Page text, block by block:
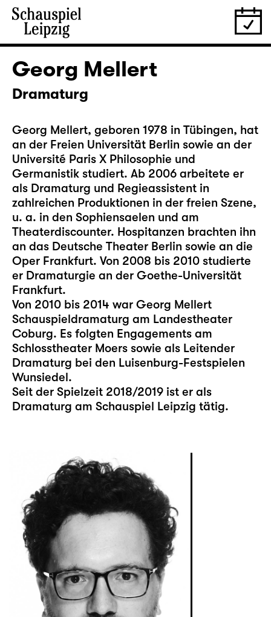
Georg Mellert
Dramaturg
Georg Mellert, geboren 1978 in Tübingen, hat
an der Freien Universität Berlin sowie an der
Université Paris X Philosophie und
Germanistik studiert. Ab 2006 arbeitete er
als Dramaturg und Regieassistent in
zahlreichen Produktionen in der freien Szene,
u. a. in den Sophiensaelen und am
Theaterdiscounter. Hospitanzen brachten ihn
an das Deutsche Theater Berlin sowie an die
Oper Frankfurt. Von 2008 bis 2010 studierte
er Dramaturgie an der Goethe-Universität
Frankfurt.
Von 2010 bis 2014 war Georg Mellert
Schauspieldramaturg am Landestheater
Coburg. Es folgten Engagements am
Schlosstheater Moers sowie als Leitender
Dramaturg bei den Luisenburg-Festspielen
Wunsiedel.
Seit der Spielzeit 2018/2019 ist er als
Dramaturg am Schauspiel Leipzig tätig.